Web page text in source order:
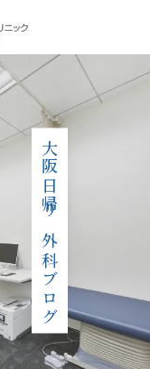
大阪日帰り外科ブログ